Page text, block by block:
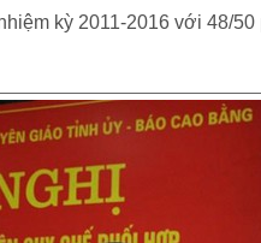
kỳ 2011-2016 với 48/50